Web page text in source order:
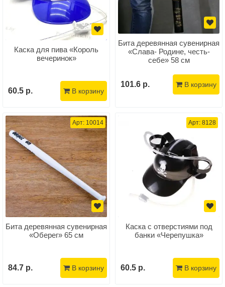
Каска для пива «Король
вечеринок»
60.5 р. В корзину
Бита деревянная сувенирная
«Слава- Родине, честь-
себе» 58 см
101.6 р. В корзину
Арт: 10014
Бита деревянная сувенирная
«Оберег» 65 см
84.7 р. В корзину
Арт: 8128
Каска с отверстиями под
банки «Черепушка»
60.5 р. В корзину